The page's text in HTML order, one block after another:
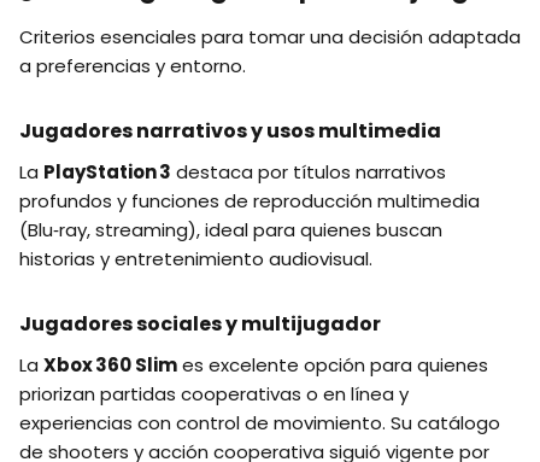
Criterios esenciales para tomar una decisión adaptada
a preferencias y entorno.
Jugadores narrativos y usos multimedia
La PlayStation 3 destaca por títulos narrativos
profundos y funciones de reproducción multimedia
(Blu‑ray, streaming), ideal para quienes buscan
historias y entretenimiento audiovisual.
Jugadores sociales y multijugador
La Xbox 360 Slimes excelente opción para quienes
priorizan partidas cooperativas o en línea y
experiencias con control de movimiento. Su catálogo
de shooters y acción cooperativa siguió vigente por